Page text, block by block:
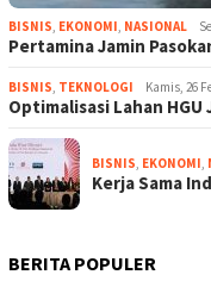
BISNIS, EKONOMI, NASIONAL
Pertamina Jamin
BISNIS, TEKNOLOGI Kamis, 26
Optimalisasi Lahan
BISNIS, EKONOMI,
Kerja Sama
BERITA POPULER